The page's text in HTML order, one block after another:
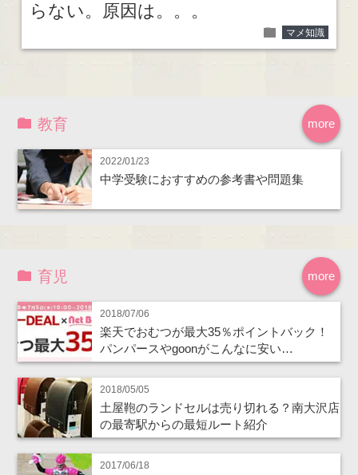
らない。原因は。。。
folder マメ知識
more
教育
2022/01/23
中学受験におすすめの参考書や問題集
more
育児
2018/07/06
楽天でおむつが最大35％ポイントバック！
パンパースやgoonがこんなに安い…
2018/05/05
土屋鞄のランドセルは売り切れる？南大沢店
の最寄駅からの最短ルート紹介
2017/06/18